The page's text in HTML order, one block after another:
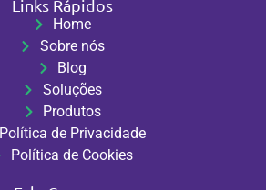
Links Rápidos
Home
Sobre nós
Blog
Soluções
Produtos
Política de Privacidade
Política de Cookies